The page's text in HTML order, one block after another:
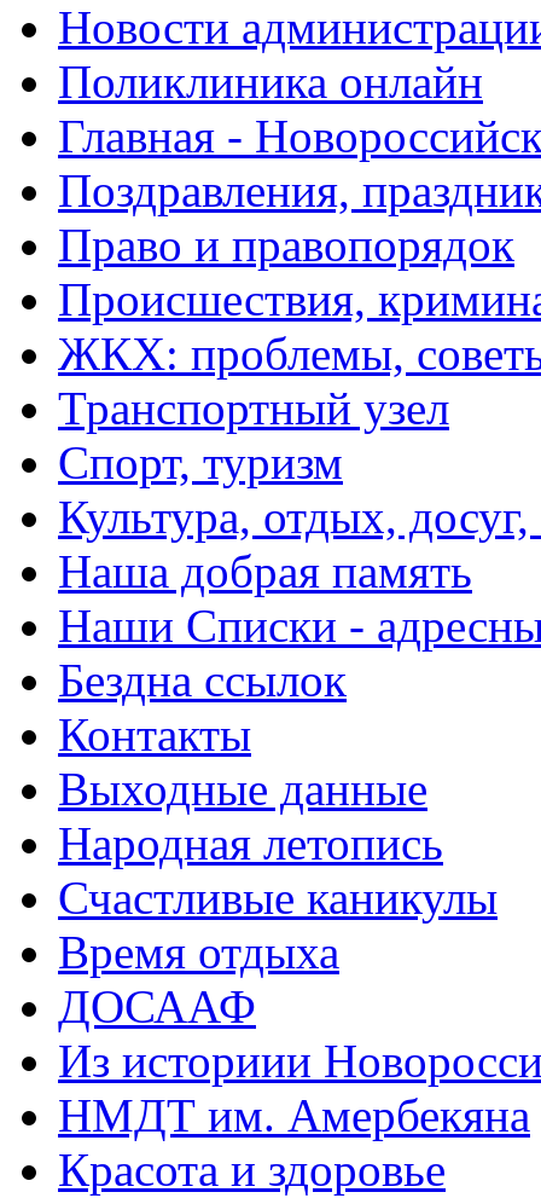
Новости
Поликлиника онлайн
Главная -
Поздравления,
Право и правопорядок
Происшествия,
ЖКХ: проблемы,
Транспортный узел
Спорт, туризм
Культура, отдых,
Наша добрая память
Наши Списки -
Бездна ссылок
Контакты
Выходные данные
Народная летопись
Счастливые каникулы
Время отдыха
ДОСААФ
Из историии
НМДТ им. Амербекяна
Красота и здоровье